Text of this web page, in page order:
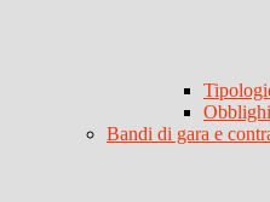
Bandi di gara e